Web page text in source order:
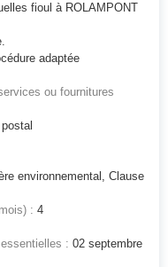
fioul à ROLAMPONT
adaptée
ou fournitures
environnemental, Clause
: 4
: 02 septembre